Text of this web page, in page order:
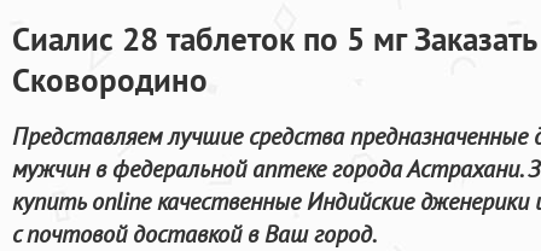
Сиалис 28 таблеток по 5 мг
Сковородино
Представляем лучшие средства
мужчин в федеральной аптеке города Астрахани.
купить online качественные Индийские
с почтовой доставкой в Ваш город.